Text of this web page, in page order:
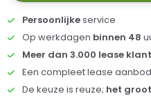
Persoonlijkeservice
Op werkdagen binnen 48
Meer dan 3.000 lease
Een compleet lease
De keuze is reuze; het